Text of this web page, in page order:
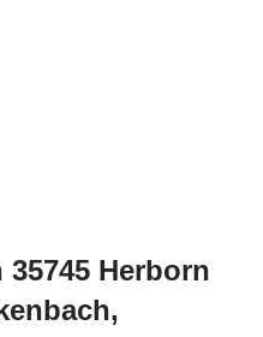
Herborn